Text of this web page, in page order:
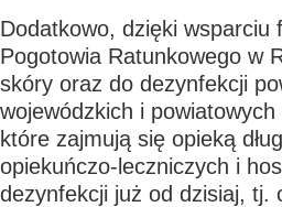
Dodatkowo, dzięki
Pogotowia Ratunkowego w
skóry oraz do dezynfekcji
wojewódzkich i
które zajmują się opieką
opiekuńczo-leczniczych i
dezynfekcji już od dzisiaj, tj.